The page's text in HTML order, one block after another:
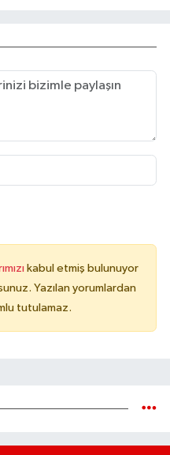
kabul etmiş bulunuyor
Yazılan yorumlardan
tutulamaz.